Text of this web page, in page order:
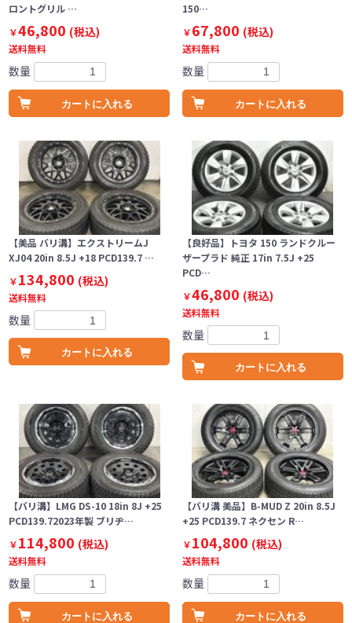
ロントグリル …
￥46,800 (税込)
送料無料
数量
カートに入れる
150…
￥67,800 (税込)
送料無料
数量
カートに入れる
【美品 バリ溝】エクストリームJ
XJ04 20in 8.5J +18 PCD139.7 …
￥134,800 (税込)
送料無料
数量
カートに入れる
【良好品】トヨタ 150 ランドクルー
ザープラド 純正 17in 7.5J +25
PCD…
￥46,800 (税込)
送料無料
数量
カートに入れる
【バリ溝】LMG DS-10 18in 8J +25
PCD139.72023年製 ブリヂ…
￥114,800 (税込)
送料無料
数量
カートに入れる
【バリ溝 美品】B-MUD Z 20in 8.5J
+25 PCD139.7 ネクセン R…
￥104,800 (税込)
送料無料
数量
カートに入れる